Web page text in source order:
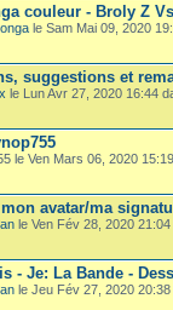
couleur - Broly Z
le Sam Mai 09, 2020
suggestions et
le Lun Avr 27, 2020 16:44
le Ven Mars 06, 2020
avatar/ma
le Ven Fév 28, 2020
- Je: La Bande -
le Jeu Fév 27, 2020